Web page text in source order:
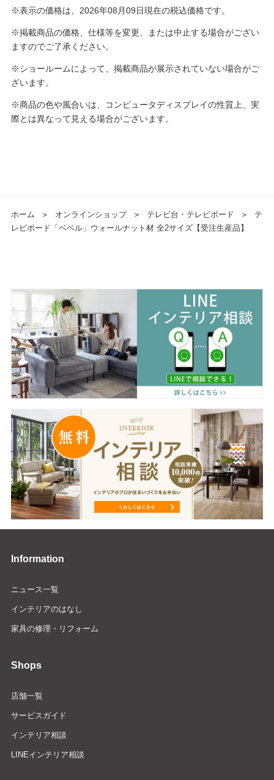
※表示の価格は、2026年08月09日現在の税込価格です。
※掲載商品の価格、仕様等を変更、または中止する場合がござい
ますのでご了承ください。
※ショールームによって、掲載商品が展示されていない場合がご
ざいます。
※商品の色や風合いは、コンピュータディスプレイの性質上、実
際とは異なって見える場合がございます。
ホーム ＞ オンラインショップ ＞ テレビ台・テレビボード ＞
テ
レビボード「ベベル」ウォールナット材 全2サイズ【受注生産品】
Information
ニュース一覧
インテリアのはなし
家具の修理・リフォーム
Shops
店舗一覧
サービスガイド
インテリア相談
LINEインテリア相談